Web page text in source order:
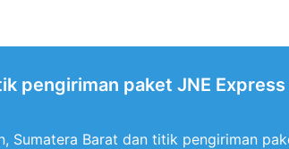
pengiriman paket JNE
Sumatera Barat dan titik pengiriman